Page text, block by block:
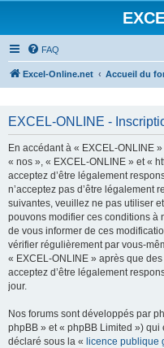
FAQ
Excel-Online.net Accueil du
EXCEL-ONLINE -
En accédant à « EXCEL-ONLINE
« nos », « EXCEL-ONLINE » et «
acceptez d’être légalement
n’acceptez pas d’être légalement
suivantes, veuillez ne pas utiliser
pouvons modifier ces conditions à
de vous informer de ces
vérifier régulièrement par vous-
« EXCEL-ONLINE » après que
acceptez d’être légalement
jour.
Nos forums sont développés par
phpBB » et « phpBB Limited »)
déclaré sous la « licence publique